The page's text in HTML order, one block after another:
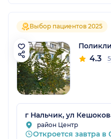
Выбор пациентов 2025
4.3
г Нальчик, ул
район Центр
Откроется завтра в